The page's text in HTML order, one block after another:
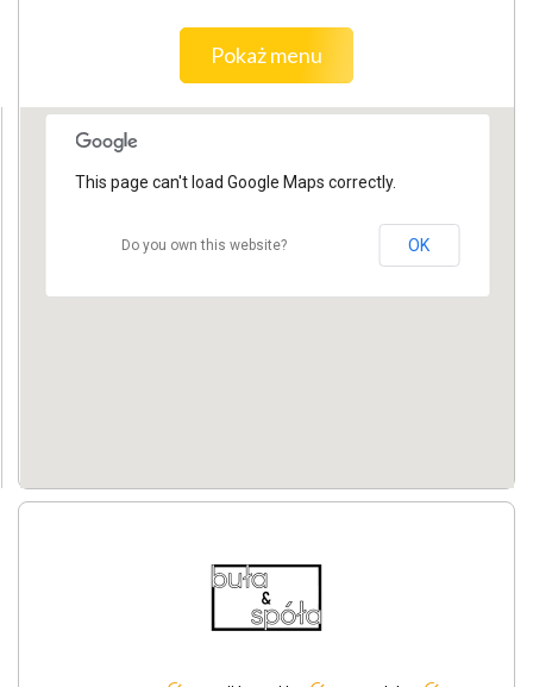
Pokaż menu
This page can't load Google Maps correctly.
Do you own this website? OK